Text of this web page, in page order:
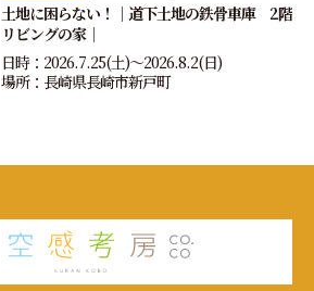
土地に困らない！｜道下土地の鉄骨車庫 2階
リビングの家｜
日時：2026.7.25(土)〜2026.8.2(日)
場所：長崎県長崎市新戸町